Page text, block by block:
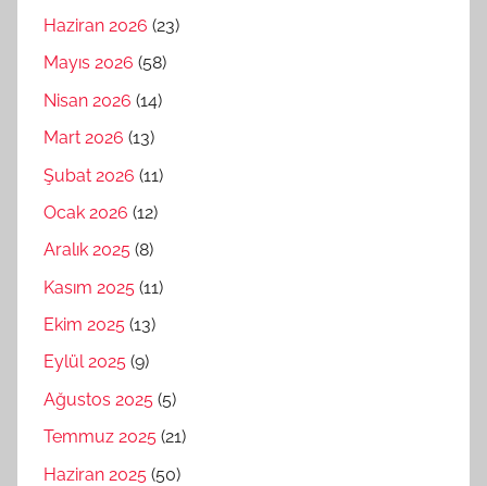
Haziran 2026 (23)
Mayıs 2026 (58)
Nisan 2026 (14)
Mart 2026 (13)
Şubat 2026 (11)
Ocak 2026 (12)
Aralık 2025 (8)
Kasım 2025 (11)
Ekim 2025 (13)
Eylül 2025 (9)
Ağustos 2025 (5)
Temmuz 2025 (21)
Haziran 2025 (50)